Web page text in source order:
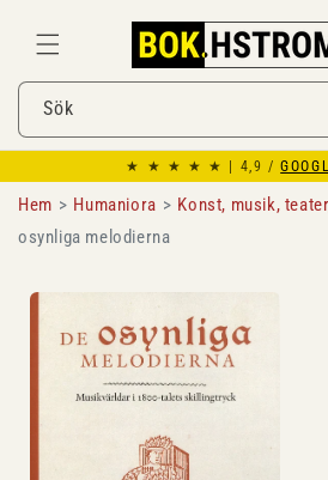
innehåll
Sök
★ ★ ★ ★ ★ | 4,9 /
Hem Humaniora Konst, musik,
osynliga melodierna
vidare till